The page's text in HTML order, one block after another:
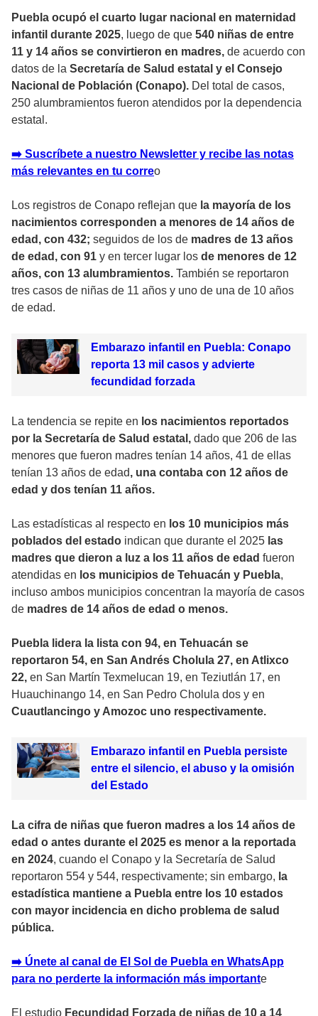
Puebla ocupó el cuarto lugar nacional en maternidad
infantil durante 2025, luego de que 540 niñas de entre
11 y 14 años se convirtieron en madres, de acuerdo con
datos de la Secretaría de Salud estatal y el Consejo
Nacional de Población (Conapo). Del total de casos,
250 alumbramientos fueron atendidos por la dependencia
estatal.
➡️ Suscríbete a nuestro Newsletter y recibe las notas
más relevantes en tu correo
Los registros de Conapo reflejan que la mayoría de los
nacimientos corresponden a menores de 14 años de
edad, con 432; seguidos de los de madres de 13 años
de edad, con 91 y en tercer lugar los de menores de 12
años, con 13 alumbramientos. También se reportaron
tres casos de niñas de 11 años y uno de una de 10 años
de edad.
Embarazo infantil en Puebla: Conapo
reporta 13 mil casos y advierte
fecundidad forzada
La tendencia se repite en los nacimientos reportados
por la Secretaría de Salud estatal, dado que 206 de las
menores que fueron madres tenían 14 años, 41 de ellas
tenían 13 años de edad, una contaba con 12 años de
edad y dos tenían 11 años.
Las estadísticas al respecto en los 10 municipios más
poblados del estado indican que durante el 2025 las
madres que dieron a luz a los 11 años de edad fueron
atendidas en los municipios de Tehuacán y Puebla,
incluso ambos municipios concentran la mayoría de casos
de madres de 14 años de edad o menos.
Puebla lidera la lista con 94, en Tehuacán se
reportaron 54, en San Andrés Cholula 27, en Atlixco
22, en San Martín Texmelucan 19, en Teziutlán 17, en
Huauchinango 14, en San Pedro Cholula dos y en
Cuautlancingo y Amozoc uno respectivamente.
Embarazo infantil en Puebla persiste
entre el silencio, el abuso y la omisión
del Estado
La cifra de niñas que fueron madres a los 14 años de
edad o antes durante el 2025 es menor a la reportada
en 2024, cuando el Conapo y la Secretaría de Salud
reportaron 554 y 544, respectivamente; sin embargo, la
estadística mantiene a Puebla entre los 10 estados
con mayor incidencia en dicho problema de salud
pública.
➡️ Únete al canal de El Sol de Puebla en WhatsApp
para no perderte la información más importante
El estudio Fecundidad Forzada de niñas de 10 a 14